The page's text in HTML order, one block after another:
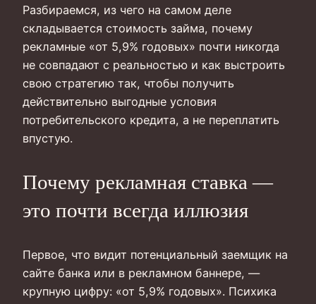
Разбираемся, из чего на самом деле
складывается стоимость займа, почему
рекламные «от 5,9% годовых» почти никогда
не совпадают с реальностью и как выстроить
свою стратегию так, чтобы получить
действительно выгодные условия
потребительского кредита, а не переплатить
впустую.
Почему рекламная ставка —
это почти всегда иллюзия
Первое, что видит потенциальный заемщик на
сайте банка или в рекламном баннере, —
крупную цифру: «от 5,9% годовых». Психика